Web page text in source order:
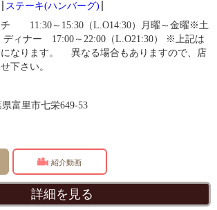
ステーキ(ハンバーグ)
チ 11:30～15:30（L.O14:30）月曜～金曜※土
ディナー 17:00～22:00（L.O21:30） ※上記は
になります。 異なる場合もありますので、店
下さい。
県富里市七栄649-53
紹介動画
詳細を見る